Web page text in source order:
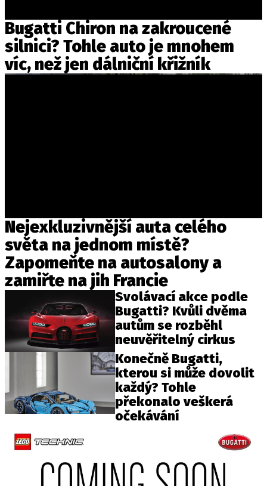
Bugatti Chiron na zakroucené
silnici? Tohle auto je mnohem
víc, než jen dálniční křižník
Nejexkluzivnější auta celého
světa na jednom místě?
Zapomeňte na autosalony a
zamiřte na jih Francie
Svolávací akce podle
Bugatti? Kvůli dvěma
autům se rozběhl
neuvěřitelný cirkus
Konečně Bugatti,
kterou si může dovolit
každý? Tohle
překonalo veškerá
očekávání